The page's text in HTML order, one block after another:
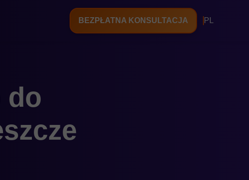
PL
BEZPŁATNA KONSULTACJA
do